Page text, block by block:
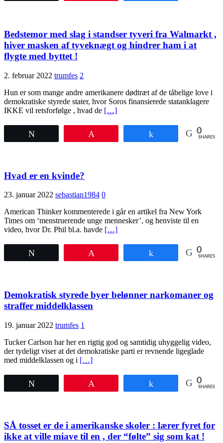
Bedstemor med slag i standser tyveri fra Walmarkt ,
hiver masken af tyveknægt og hindrer ham i at
flygte med byttet !
2. februar 2022 trumfes 2
Hun er som mange andre amerikanere dødtræt af de tåbelige love i
demokratiske styrede stater, hvor Soros finansierede statanklagere
IKKE vil retsforfølge , hvad de […]
0
SHARES
Hvad er en kvinde?
23. januar 2022 sebastian1984 0
American Thinker kommenterede i går en artikel fra New York
Times om ‘menstruerende unge mennesker’, og henviste til en
video, hvor Dr. Phil bl.a. havde […]
0
SHARES
Demokratisk styrede byer belønner narkomaner og
straffer middelklassen
19. januar 2022 trumfes 1
Tucker Carlson har her en rigtig god og samtidig uhyggelig video,
der tydeligt viser at det demokratiske parti er revnende ligeglade
med middelklassen og i […]
0
SHARES
SÅ tosset er de i amerikanske skoler : lærer fyret for
ikke at ville miave til en , der “følte” sig som kat !